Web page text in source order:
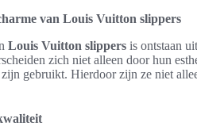
van Louis Vuitton slippers
Louis Vuitton slippers is ontstaan
zich niet alleen door hun
gebruikt. Hierdoor zijn ze niet